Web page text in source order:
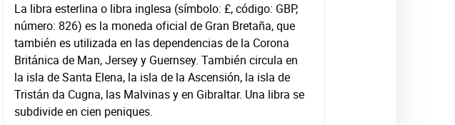
La libra esterlina o libra inglesa (símbolo: £, código: GBP,
número: 826) es la moneda oficial de Gran Bretaña, que
también es utilizada en las dependencias de la Corona
Británica de Man, Jersey y Guernsey. También circula en
la isla de Santa Elena, la isla de la Ascensión, la isla de
Tristán da Cugna, las Malvinas y en Gibraltar. Una libra se
subdivide en cien peniques.